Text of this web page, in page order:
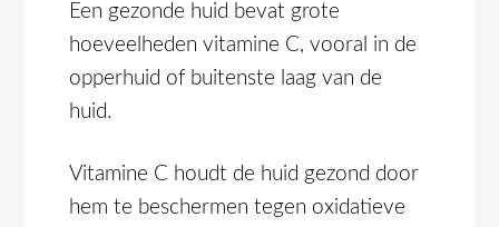
Een gezonde huid bevat grote
hoeveelheden vitamine C, vooral in de
opperhuid of buitenste laag van de
huid.
Vitamine C houdt de huid gezond door
hem te beschermen tegen oxidatieve